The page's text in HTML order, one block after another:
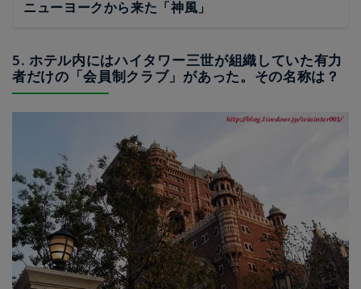
ニューヨークから来た「神風」
5. ホテル内にはハイタワー三世が組織していた有力
者だけの「会員制クラブ」があった。その名称は？